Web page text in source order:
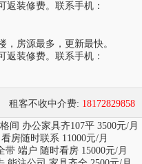
返装修费。联系手机：
房源最多，更新最快。
返装修费。联系手机：
租客不收中介费: 18172829858
间 办公家具齐107平 3500元/月
房随时联系 11000元/月
端户 随时看房 15000元/月